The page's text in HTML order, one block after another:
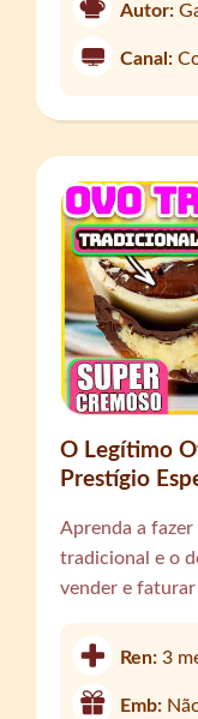
Autor:
Canal:
O Legítimo
Prestígio
Aprenda a
tradicional e o
vender e faturar
Ren:3
Emb: